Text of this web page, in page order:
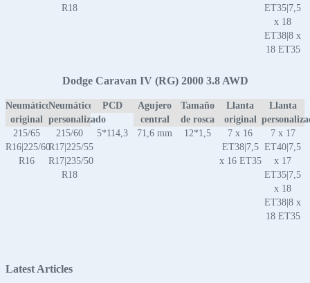
R18
ET35|7,5
x 18
ET38|8 x
18 ET35
Dodge Caravan IV (RG) 2000 3.8 AWD
Neumático
original
Neumático
personalizado
PCD
Agujero
central
Tamaño
de rosca
Llanta
original
Llanta
215/65
R16|225/60
R16
215/60
R17|225/55
R17|235/50
R18
5*114,3 71,6 mm 12*1,5
7 x 16
ET38|7,5
x 16 ET35
7 x 17
ET40|7,5
x 17
ET35|7,5
x 18
ET38|8 x
18 ET35
Latest Articles